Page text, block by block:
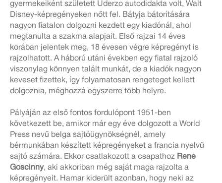
gyermekeiként született Uderzo autodidakta volt, Walt
Disney-képregényeken nőtt fel. Bátyja bátorítására
nagyon fiatalon dolgozni kezdett egy kiadónál, ahol
megtanulta a szakma alapjait. Első rajzai 14 éves
korában jelentek meg, 18 évesen végre képregényt is
rajzolhatott. A háború utáni években egy fiatal rajzoló
viszonylag könnyen talált munkát, de a kiadók nagyon
keveset fizettek, így folyamatosan rengeteget kellett
dolgoznia, méghozzá egyszerre több helyre.
Pályáján az első fontos fordulópont 1951-ben
következett be, amikor már egy éve dolgozott a World
Press nevű belga sajtóügynökségnél, amely
bérmunkában készített képregényeket a francia nyelvű
sajtó számára. Ekkor csatlakozott a csapathoz René
Goscinny, aki akkoriban még saját maga rajzolta a
képregényeit. Hamar kiderült azonban, hogy neki az